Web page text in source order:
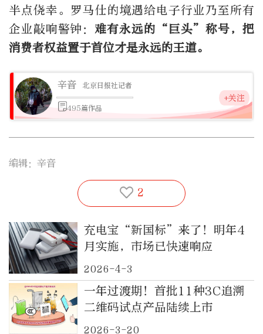
半点侥幸。罗马仕的境遇给电子行业乃至所有
企业敲响警钟： 难有永远的“巨头”称号，把
消费者权益置于首位才是永远的王道。
辛音 北京日报社记者
495篇作品
+关注
编辑：辛音
2
充电宝“新国标”来了！明年4
月实施，市场已快速响应
2026-4-3
一年过渡期！首批11种3C追溯
二维码试点产品陆续上市
2026-3-20